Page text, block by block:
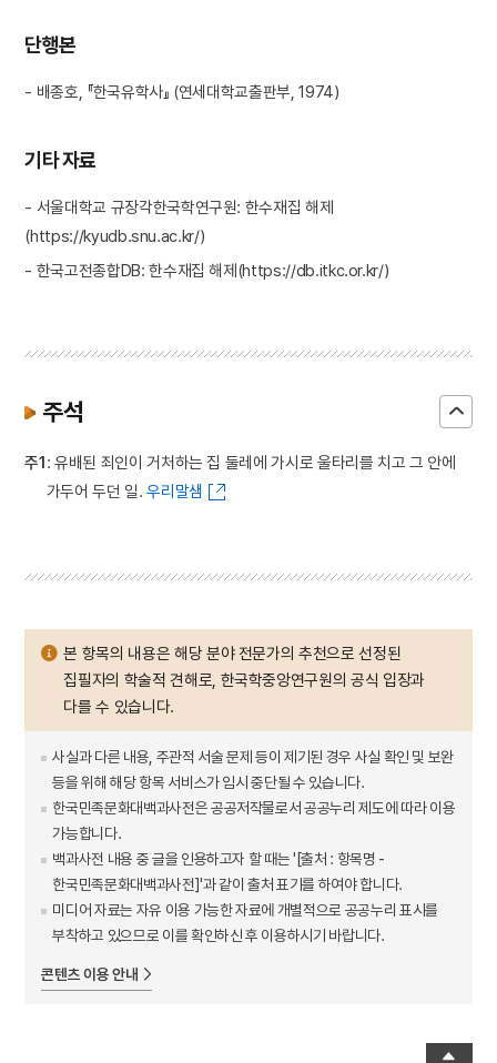
단행본
- 배종호, 『한국유학사』 (연세대학교출판부, 1974)
기타 자료
- 서울대학교 규장각한국학연구원: 한수재집 해제
(https://kyudb.snu.ac.kr/)
- 한국고전종합DB: 한수재집 해제(https://db.itkc.or.kr/)
주석
주1 : 유배된 죄인이 거처하는 집 둘레에 가시로 울타리를 치고 그 안에
가두어 두던 일.우리말샘
본 항목의 내용은 해당 분야 전문가의 추천으로 선정된
집필자의 학술적 견해로, 한국학중앙연구원의 공식 입장과
다를 수 있습니다.
사실과 다른 내용, 주관적 서술 문제 등이 제기된 경우 사실 확인 및 보완
등을 위해 해당 항목 서비스가 임시 중단될 수 있습니다.
한국민족문화대백과사전은 공공저작물로서 공공누리 제도에 따라 이용
가능합니다.
백과사전 내용 중 글을 인용하고자 할 때는 '[출처 : 항목명 -
한국민족문화대백과사전]'과 같이 출처 표기를 하여야 합니다.
미디어 자료는 자유 이용 가능한 자료에 개별적으로 공공누리 표시를
부착하고 있으므로 이를 확인하신 후 이용하시기 바랍니다.
콘텐츠 이용 안내